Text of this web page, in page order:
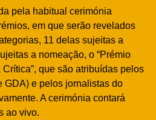
pela habitual cerimónia
em que serão revelados
11 delas sujeitas a
a nomeação, o “Prémio
Crítica”, que são atribuídas pelos
GDA) e pelos jornalistas do
A cerimónia contará
ao vivo.